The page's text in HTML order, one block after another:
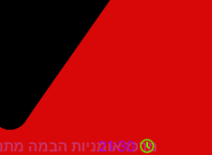
מרכז אומניות הבמה מתנס
21:30